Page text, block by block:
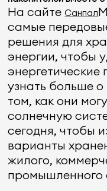
На сайтеСанпал
самые
решения для
энергии, чтобы
энергетические
узнать больше
том, как они
солнечную
сегодня, чтобы
варианты
жилого,
промышленного